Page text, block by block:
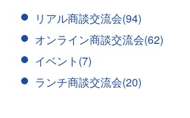
リアル商談交流会(94)
オンライン商談交流会(62)
イベント(7)
ランチ商談交流会(20)